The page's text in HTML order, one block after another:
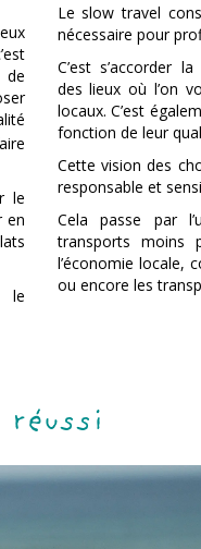
le
en
le
Le slow travel
nécessaire pour
C’est s’accorder
des lieux où l’on
locaux. C’est
fonction de leur
Cette vision des
responsable et
Cela passe par
transports moins
l’économie locale,
ou encore les